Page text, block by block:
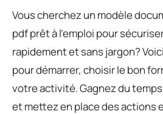
Vous cherchez un modèle
pdf prêt à l’emploi pour
rapidement et sans jargon?
pour démarrer, choisir le bon
votre activité. Gagnez du
et mettez en place des actions